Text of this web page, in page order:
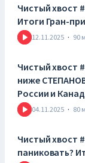
Чистый хвост
Итоги Гран-
12.11.2025 · 90
Чистый хвост
ниже
России и
04.11.2025 · 80
Чистый хвост
паниковать?